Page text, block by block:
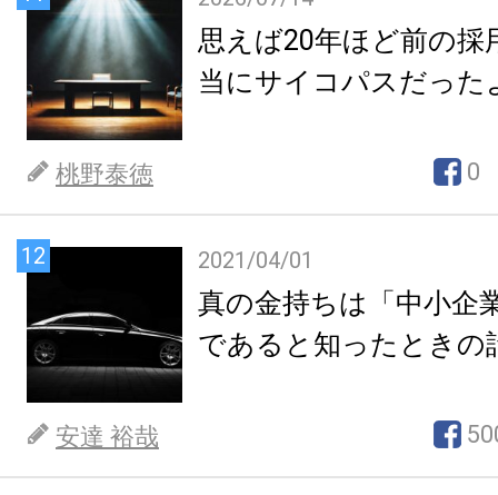
思えば20年ほど前の採
当にサイコパスだった
桃野泰徳 0
12 2021/04/01
真の金持ちは「中小企
であると知ったときの
安達 裕哉